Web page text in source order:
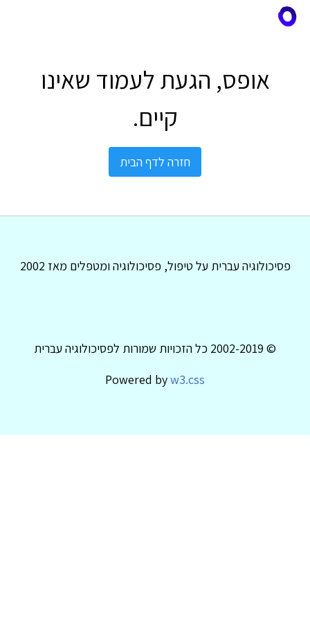
אופס, הגעת לעמוד שאינו
קיים.
חזרה לדף הבית
פסיכולוגיה עברית על טיפול, פסיכולוגיה ומטפלים מאז 2002
© 2002-2019 כל הזכויות שמורות לפסיכולוגיה עברית
Powered byw3.css